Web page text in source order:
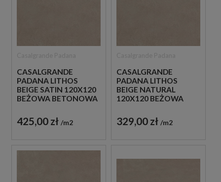
CASALGRANDE
PADANA LITHOS
BEIGE SATIN 120X120
BEŻOWA BETONOWA
425,00 zł m2
CASALGRANDE
PADANA LITHOS
BEIGE NATURAL
120X120 BEŻOWA
329,00 zł m2